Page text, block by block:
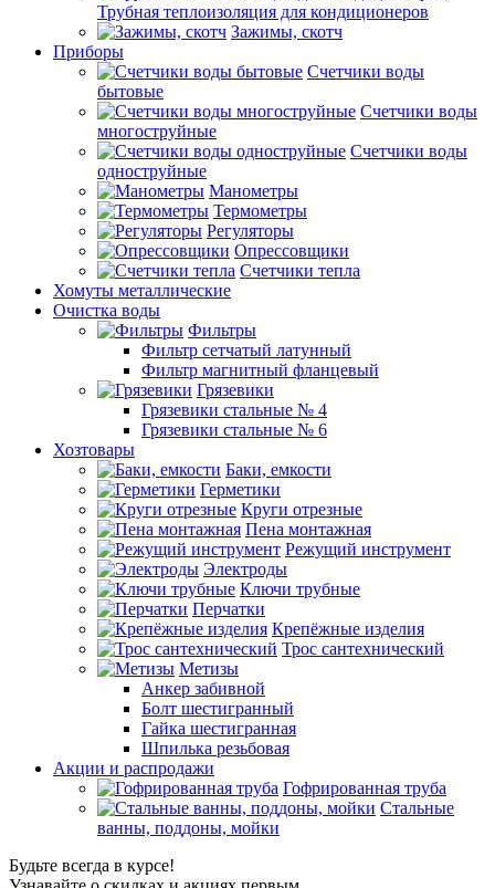
Трубная теплоизоляция для кондиционеров
Зажимы, скотч
Приборы
Счетчики воды
бытовые
Счетчики воды
многоструйные
Счетчики воды
одноструйные
Манометры
Термометры
Регуляторы
Опрессовщики
Счетчики тепла
Хомуты металлические
Очистка воды
Фильтры
Фильтр сетчатый латунный
Фильтр магнитный фланцевый
Грязевики
Грязевики стальные № 4
Грязевики стальные № 6
Хозтовары
Баки, емкости
Герметики
Круги отрезные
Пена монтажная
Режущий инструмент
Электроды
Ключи трубные
Перчатки
Крепёжные изделия
Трос сантехнический
Метизы
Анкер забивной
Болт шестигранный
Гайка шестигранная
Шпилька резьбовая
Акции и распродажи
Гофрированная труба
Стальные
ванны, поддоны, мойки
Будьте всегда в курсе!